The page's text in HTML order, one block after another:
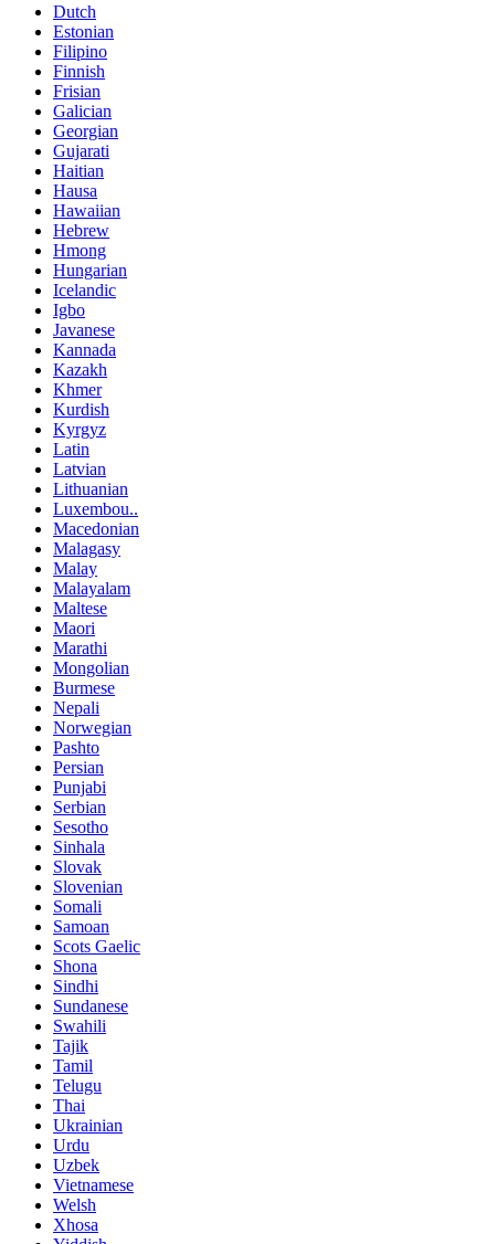
Dutch
Estonian
Filipino
Finnish
Frisian
Galician
Georgian
Gujarati
Haitian
Hausa
Hawaiian
Hebrew
Hmong
Hungarian
Icelandic
Igbo
Javanese
Kannada
Kazakh
Khmer
Kurdish
Kyrgyz
Latin
Latvian
Lithuanian
Luxembou..
Macedonian
Malagasy
Malay
Malayalam
Maltese
Maori
Marathi
Mongolian
Burmese
Nepali
Norwegian
Pashto
Persian
Punjabi
Serbian
Sesotho
Sinhala
Slovak
Slovenian
Somali
Samoan
Scots Gaelic
Shona
Sindhi
Sundanese
Swahili
Tajik
Tamil
Telugu
Thai
Ukrainian
Urdu
Uzbek
Vietnamese
Welsh
Xhosa